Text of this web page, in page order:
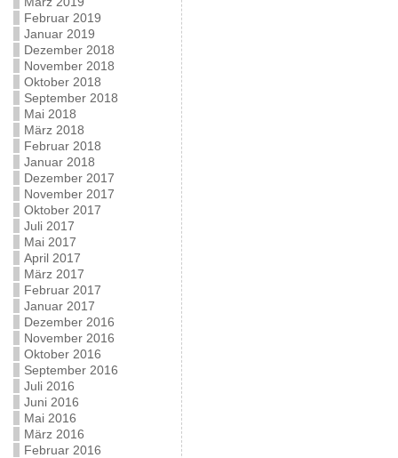
Februar 2019
Januar 2019
Dezember 2018
November 2018
Oktober 2018
September 2018
Mai 2018
März 2018
Februar 2018
Januar 2018
Dezember 2017
November 2017
Oktober 2017
Juli 2017
Mai 2017
April 2017
März 2017
Februar 2017
Januar 2017
Dezember 2016
November 2016
Oktober 2016
September 2016
Juli 2016
Juni 2016
Mai 2016
März 2016
Februar 2016